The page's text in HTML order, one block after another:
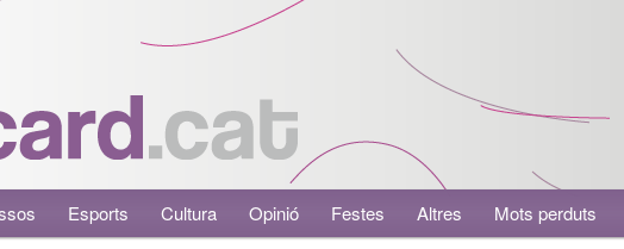
Esports Cultura Opinió Festes Altres Mots perduts